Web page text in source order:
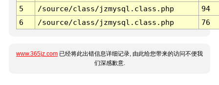
5
/source/class/jzmysql.class.php
94
6
/source/class/jzmysql.class.php 76
www.365jz.com 已经将此出错信息详细记录, 由此给您带来的访问不便我
们深感歉意.